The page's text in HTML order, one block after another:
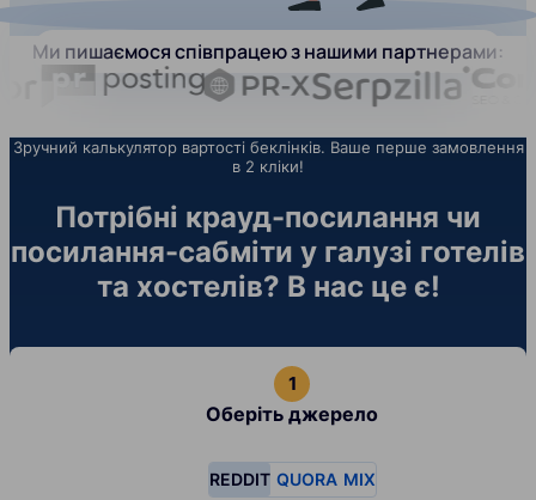
Ми пишаємося співпрацею з нашими партнерами:
Зручний калькулятор вартості беклінків. Ваше перше замовлення
в 2 кліки!
Потрібні крауд-посилання чи
посилання-сабміти у галузі готелів
та хостелів? В нас це є!
Оберіть джерело
REDDIT QUORA MIX